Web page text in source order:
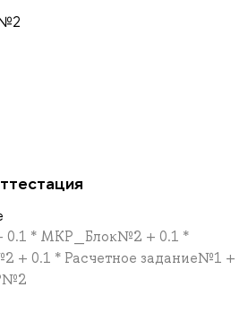
* МКР_Блок№2 + 0.1 *
+ 0.1 * Расчетное задание№1 +